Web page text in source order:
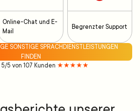
Online-Chat und E-
Mail
Begrenzter Support
SONSTIGE SPRACHDIENSTLEISTUNGEN
FINDEN
5 von 107 Kunden ★★★★★